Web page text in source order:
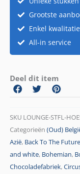
Grootste
Enkel
All-in service
Deel dit item
SKU LOUNGE-STFL-
Categorieën (Oud)
Azië, Back To The Future
and white, Bohemian,
Chocoladefabriek,